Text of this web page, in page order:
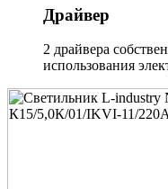
Драйвер
2 драйвера
использования